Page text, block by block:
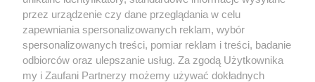
O FIRMIE POLITYKA PRYWATNOŚCI HOSTING
REKLAMA WSPÓŁPRACA RSS FACEBOOK KONTAKT
przez urządzenie czy dane przeglądania w celu
zapewniania spersonalizowanych reklam, wybór
spersonalizowanych treści, pomiar reklam i treści, badanie
odbiorców oraz ulepszanie usług. Za zgodą Użytkownika
my i Zaufani Partnerzy możemy używać dokładnych